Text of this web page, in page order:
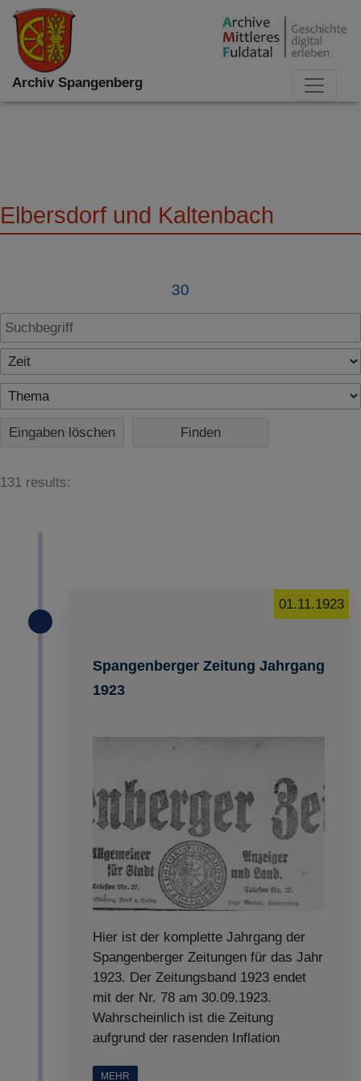
Archiv Spangenberg
Elbersdorf und Kaltenbach
30
Eingaben löschen
131 results:
Spangenberger Zeitung Jahrgang
1923
01.11.1923
Hier ist der komplette Jahrgang der
Spangenberger Zeitungen für das Jahr
1923. Der Zeitungsband 1923 endet
mit der Nr. 78 am 30.09.1923.
Wahrscheinlich ist die Zeitung
aufgrund der rasenden Inflation
MEHR